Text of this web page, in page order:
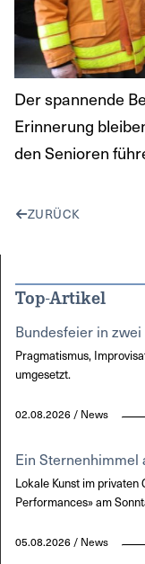
Der spannende
Erinnerung
den Senioren
ZURÜCK
Top-Artikel
Bundesfeier in zwei
Pragmatismus,
umgesetzt.
02.08.2026 / News
Ein Sternenhimmel
Lokale Kunst im privaten
Performances» am
05.08.2026 / News